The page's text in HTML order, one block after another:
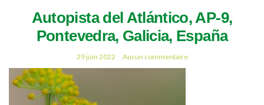
Autopista del Atlántico, AP-9,
Pontevedra, Galicia, España
29 juin 2022 Aucun commentaire